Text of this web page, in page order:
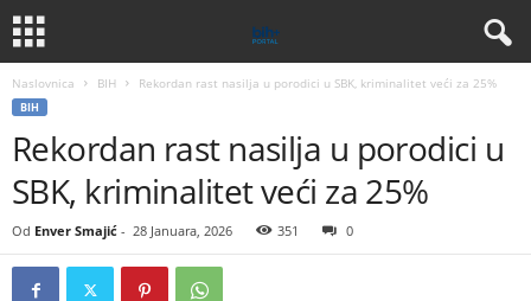
Naslovnica BIH Rekordan rast nasilja u porodici u SBK, kriminalitet veći za 25%
BIH
Rekordan rast nasilja u porodici u
SBK, kriminalitet veći za 25%
Od Enver Smajić - 28 Januara, 2026 351 0